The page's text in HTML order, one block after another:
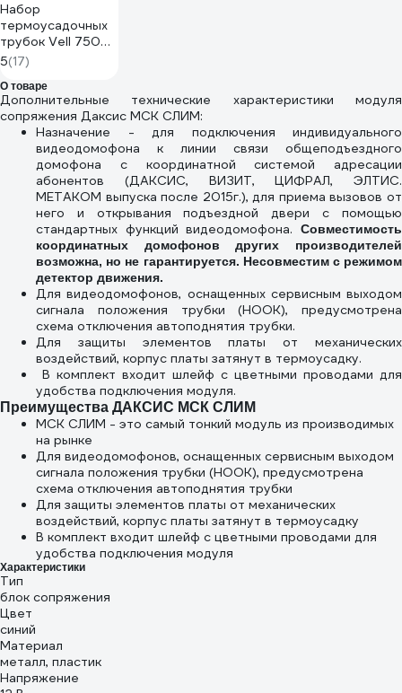
Набор
термоусадочных
трубок Vell 750
шт, 5 цветов, 45
мм, диаметр 1-13
мм 1379612
5(17)
О товаре
Дополнительные технические характеристики модуля
сопряжения Даксис МСК СЛИМ:
Назначение - для подключения индивидуального
видеодомофона к линии связи общеподъездного
домофона с координатной системой адресации
абонентов (ДАКСИС, ВИЗИТ, ЦИФРАЛ, ЭЛТИС.
МЕТАКОМ выпуска после 2015г.), для приема вызовов от
него и открывания подъездной двери с помощью
стандартных функций видеодомофона. Совместимость
координатных домофонов других производителей
возможна, но не гарантируется. Несовместим с режимом
детектор движения.
Для видеодомофонов, оснащенных сервисным выходом
сигнала положения трубки (HOOK), предусмотрена
схема отключения автоподнятия трубки.
Для защиты элементов платы от механических
воздействий, корпус платы затянут в термоусадку.
В комплект входит шлейф с цветными проводами для
удобства подключения модуля.
Преимущества ДАКСИС МСК СЛИМ
МСК СЛИМ - это самый тонкий модуль из производимых
на рынке
Для видеодомофонов, оснащенных сервисным выходом
сигнала положения трубки (HOOK), предусмотрена
схема отключения автоподнятия трубки
Для защиты элементов платы от механических
воздействий, корпус платы затянут в термоусадку
В комплект входит шлейф с цветными проводами для
удобства подключения модуля
Характеристики
Тип
блок сопряжения
Цвет
синий
Материал
металл, пластик
Напряжение